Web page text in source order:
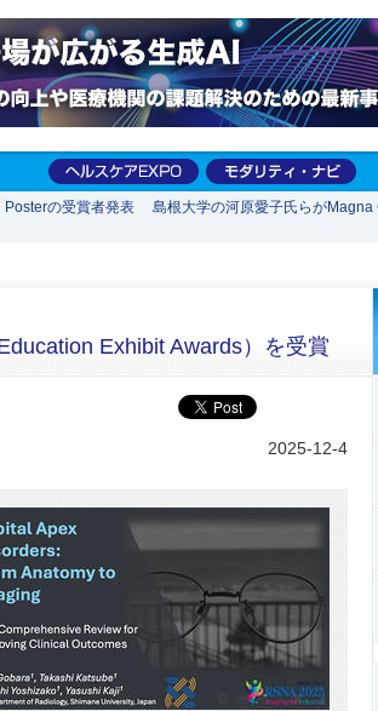
の受賞者発表 島根大学の河原愛子氏らがMagna
Exhibit Awards）を受賞
2025-12-4